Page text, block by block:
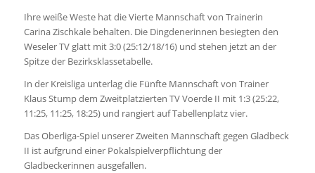
Ihre weiße Weste hat die Vierte Mannschaft von Trainerin
Carina Zischkale behalten. Die Dingdenerinnen besiegten den
Weseler TV glatt mit 3:0 (25:12/18/16) und stehen jetzt an der
Spitze der Bezirksklassetabelle.
In der Kreisliga unterlag die Fünfte Mannschaft von Trainer
Klaus Stump dem Zweitplatzierten TV Voerde II mit 1:3 (25:22,
11:25, 11:25, 18:25) und rangiert auf Tabellenplatz vier.
Das Oberliga-Spiel unserer Zweiten Mannschaft gegen Gladbeck
II ist aufgrund einer Pokalspielverpflichtung der
Gladbeckerinnen ausgefallen.